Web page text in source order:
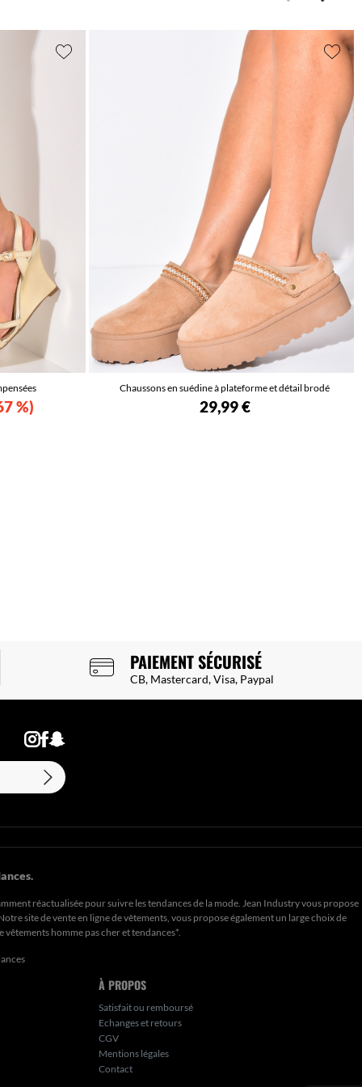
%
Chaussons en suédine à plateforme et détail brodé
29,99 €
PAIEMENT SÉCURISÉ
CB, Mastercard, Visa, Paypal
réactualisée pour suivre les tendances de la mode. Jean Industry vous propose
site de vente en ligne de vêtements, vous propose également un large choix de
vêtements homme pas cher et tendances*.
À PROPOS
Satisfait ou remboursé
Echanges et retours
CGV
Mentions légales
Contact